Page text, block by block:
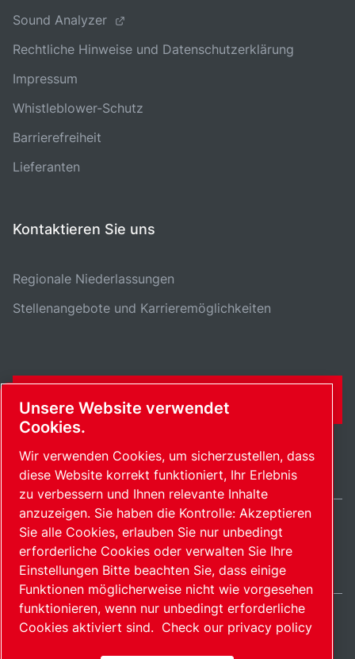
Sound Analyzer
Rechtliche Hinweise und Datenschutzerklärung
Impressum
Whistleblower-Schutz
Barrierefreiheit
Lieferanten
Kontaktieren Sie uns
Regionale Niederlassungen
Stellenangebote und Karrieremöglichkeiten
KONTAKTFORMULAR
SitemapCookies verwalten© 2026 Copyright.
Switzerland / DE
Unsere Website verwendet
Cookies.
Wir verwenden Cookies, um sicherzustellen, dass
diese Website korrekt funktioniert, Ihr Erlebnis
zu verbessern und Ihnen relevante Inhalte
anzuzeigen. Sie haben die Kontrolle: Akzeptieren
Sie alle Cookies, erlauben Sie nur unbedingt
erforderliche Cookies oder verwalten Sie Ihre
Einstellungen Bitte beachten Sie, dass einige
Funktionen möglicherweise nicht wie vorgesehen
funktionieren, wenn nur unbedingt erforderliche
Cookies aktiviert sind. Check our privacy policy